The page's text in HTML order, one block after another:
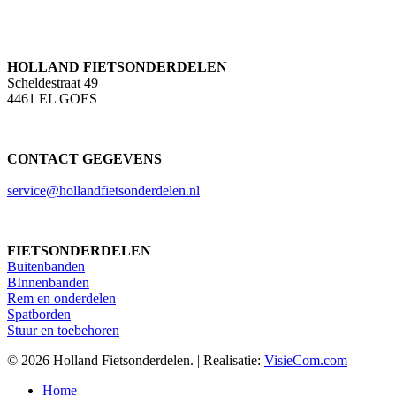
HOLLAND FIETSONDERDELEN
Scheldestraat 49
4461 EL GOES
CONTACT GEGEVENS
service@hollandfietsonderdelen.nl
FIETSONDERDELEN
Buitenbanden
BInnenbanden
Rem en onderdelen
Spatborden
Stuur en toebehoren
© 2026 Holland Fietsonderdelen. | Realisatie: VisieCom.com
Close
Home